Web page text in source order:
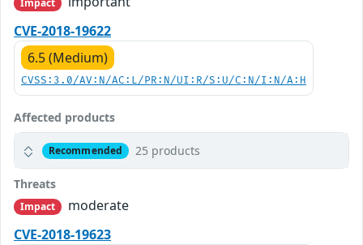
Impact
CVE-2018-19622
6.5 (Medium)
CVSS:3.0/AV:N/AC:L/PR:N/UI:R/S:U/C:N/I:N/A:H
Affected products
Recommended 25 products
Threats
Impact
moderate
CVE-2018-19623